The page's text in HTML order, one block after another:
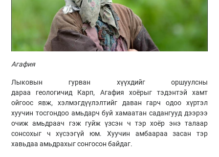
Агафия
Лыковын гурван хүүхдийг оршуулсны
дараа геологичид Карп, Агафия хоёрыг тэдэнтэй хамт
ойгоос явж, хэлмэгдүүлэлтийг даван гарч одоо хүртэл
хуучин тосгондоо амьдарч буй хамаатан садангууд дээрээ
очиж амьдраач гэж гуйж үзсэн ч тэр хоёр энэ талаар
сонсохыг ч хүсээгүй юм. Хуучин амбаараа засан тэр
хавьдаа амьдрахыг сонгосон байдаг.